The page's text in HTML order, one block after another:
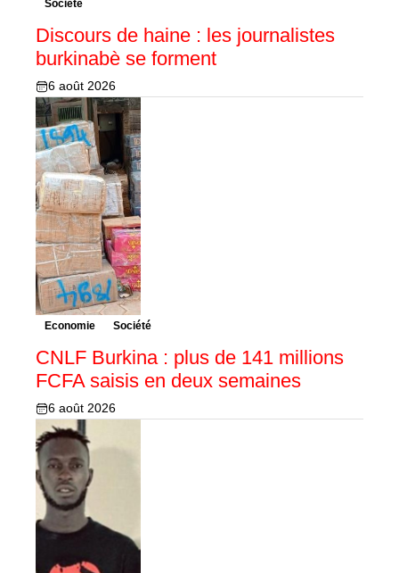
Société
Discours de haine : les journalistes
burkinabè se forment
6 août 2026
Economie Société
CNLF Burkina : plus de 141 millions
FCFA saisis en deux semaines
6 août 2026